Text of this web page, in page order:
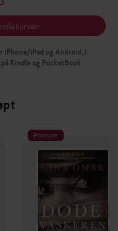
iPhone/iPad og Android, i
Kindle og PocketBook
Premium